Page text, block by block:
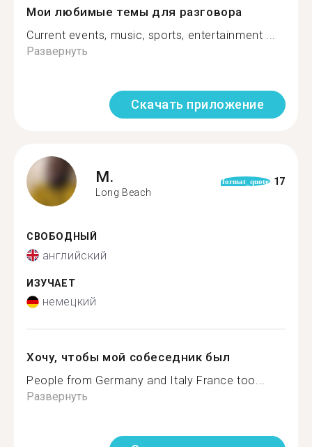
Мои любимые темы для разговора
Current events, music, sports, entertainment ...
Развернуть
Скачать приложение
M.
Long Beach
format_quote 17
СВОБОДНЫЙ
английский
ИЗУЧАЕТ
немецкий
Хочу, чтобы мой собеседник был
People from Germany and Italy France too...
Развернуть